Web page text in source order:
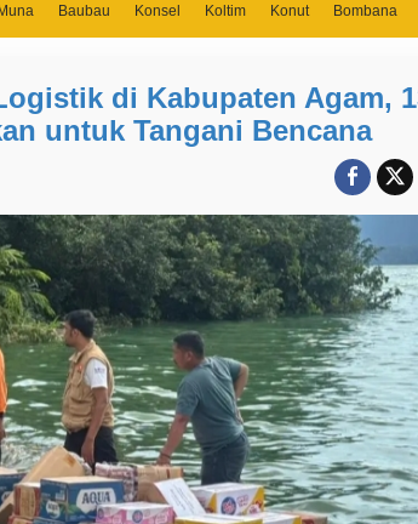
Baubau Konsel Koltim Konut Bombana
di Kabupaten Agam,
untuk Tangani Bencana